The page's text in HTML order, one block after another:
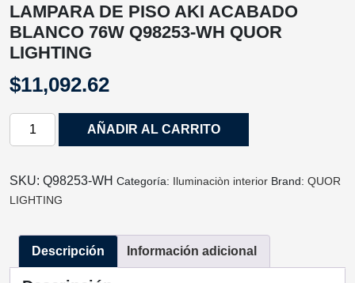
LAMPARA DE PISO AKI ACABADO
BLANCO 76W Q98253-WH QUOR
LIGHTING
$11,092.62
LAMPARA
AKI
ACABADO
76W
Q98253-
WH
AÑADIR AL CARRITO
SKU: Q98253-WH Categoría: Iluminaciòn interior Brand: QUOR
LIGHTING
Descripción Información adicional